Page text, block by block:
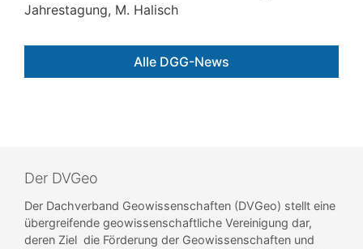
Jahrestagung, M. Halisch
Alle DGG-News
Der DVGeo
Der Dachverband Geowissenschaften (DVGeo) stellt eine
übergreifende geowissenschaftliche Vereinigung dar,
deren Ziel die Förderung der Geowissenschaften und